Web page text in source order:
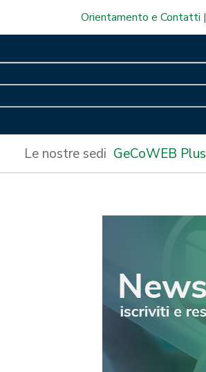
Orientamento e Contatti
Le nostre sedi GeCoWEB Plus